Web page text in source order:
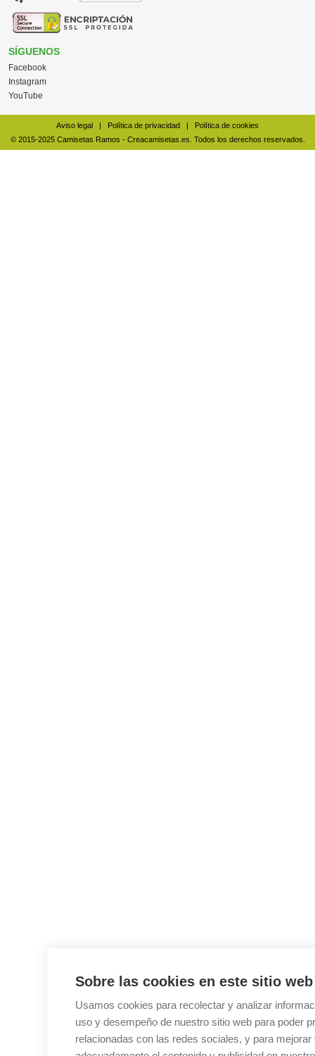
Sobre las cookies en este sitio web
Usamos cookies para recolectar y analizar
uso y desempeño de nuestro sitio web para poder
relacionadas con las redes sociales, y para mejorar
SÍGUENOS
Facebook
Instagram
YouTube
Aviso legal | Política de privacidad |
Política de cookies
© 2015-2025 Camisetas Ramos - Creacamisetas.es. Todos los derechos reservados.